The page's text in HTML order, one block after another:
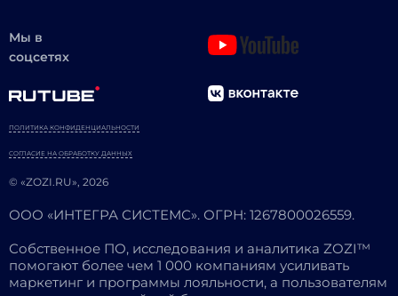
Мы в
соцсетях
© «ZOZI.RU», 2026
ПОЛИТИКА КОНФИДЕНЦИАЛЬНОСТИ
СОГЛАСИЕ НА ОБРАБОТКУ ДАННЫХ
ООО «ИНТЕГРА СИСТЕМС». ОГРН: 1267800026559.
Собственное ПО, исследования и аналитика ZOZI™
помогают более чем 1 000 компаниям усиливать
маркетинг и программы лояльности, а пользователям